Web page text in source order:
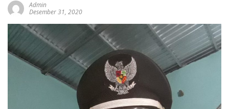
Admin
Desember 31, 2020